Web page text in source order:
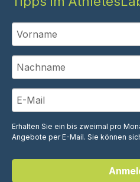
Erhalten Sie ein bis zweimal pro
Angebote per E-Mail. Sie können